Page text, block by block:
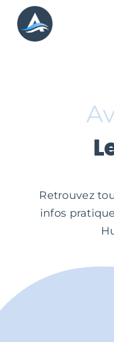
Passer
contenu
Retrouvez
infos